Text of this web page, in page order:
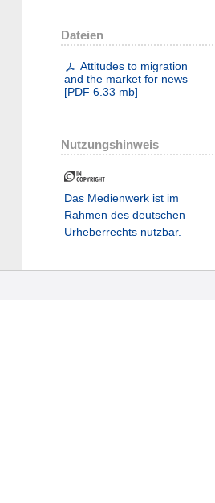
Dateien
Attitudes to migration
and the market for news
[PDF 6.33 mb]
Nutzungshinweis
Das Medienwerk ist im
Rahmen des deutschen
Urheberrechts nutzbar.